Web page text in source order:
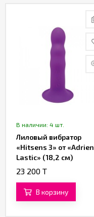
В наличии: 4 шт.
Лиловый вибратор
«Hitsens 3» от «Adrien
Lastic» (18,2 см)
23 200 T
В корзину